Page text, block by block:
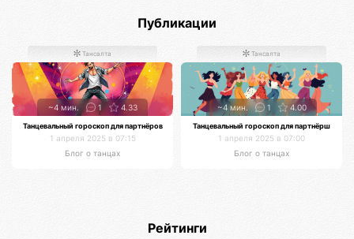
Публикации
Тансалта
~4 мин. 1 4.33
Танцевальный гороскоп для партнёров
1 апреля 2025 в 07:15
Блог о танцах
Тансалта
~4 мин. 1 4.00
Танцевальный гороскоп для партнёрш
1 апреля 2025 в 07:00
Блог о танцах
Рейтинги